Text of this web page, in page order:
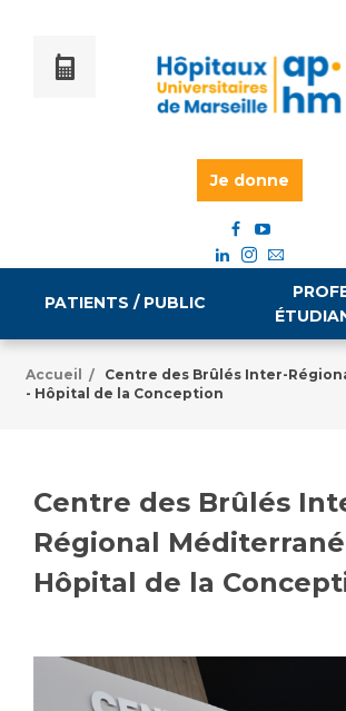
Je donne
PATIENTS / PUBLIC
Informations pratiques
Tarifs
Vous accompagnez, vous rendez
Vous allez être hospitalisé(e)
Vous avez un examen d'imagerie ou
Vous venez en consultation
Égalité professionnelle
Emploi / formation
Emplois paramédicaux
Emplois administratifs
Étudiants hospitaliers
Emplois techniques et médico-
Accueil /
Centre des Brûlés Inter-
- Hôpital de la Conception
Centre des Brûlés
Régional
Hôpital de la